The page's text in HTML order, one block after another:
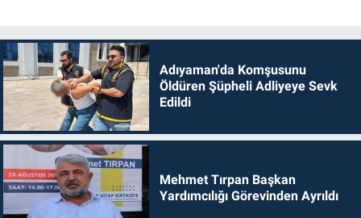
Adıyaman'da Komşusunu
Öldüren Şüpheli Adliyeye Sevk
Edildi
Mehmet Tırpan Başkan
Yardımcılığı Görevinden Ayrıldı